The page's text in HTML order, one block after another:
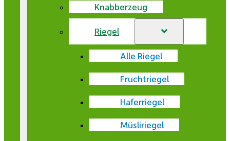
Knabberzeug
Riegel
Alle Riegel
Fruchtriegel
Haferriegel
Müsliriegel